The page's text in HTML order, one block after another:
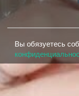
Вы обязуетесь